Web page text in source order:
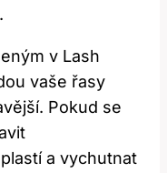
v Lash
vaše řasy
Pokud se
a vychutnat